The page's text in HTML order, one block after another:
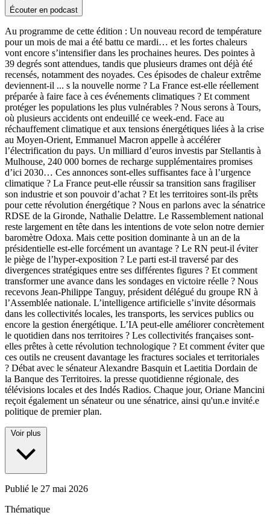
Écouter en podcast
Au programme de cette édition : Un nouveau record de température
pour un mois de mai a été battu ce mardi… et les fortes chaleurs
vont encore s’intensifier dans les prochaines heures. Des pointes à
39 degrés sont attendues, tandis que plusieurs drames ont déjà été
recensés, notamment des noyades. Ces épisodes de chaleur extrême
deviennent-il ... s la nouvelle norme ? La France est-elle réellement
préparée à faire face à ces événements climatiques ? Et comment
protéger les populations les plus vulnérables ? Nous serons à Tours,
où plusieurs accidents ont endeuillé ce week-end. Face au
réchauffement climatique et aux tensions énergétiques liées à la crise
au Moyen-Orient, Emmanuel Macron appelle à accélérer
l’électrification du pays. Un milliard d’euros investis par Stellantis à
Mulhouse, 240 000 bornes de recharge supplémentaires promises
d’ici 2030… Ces annonces sont-elles suffisantes face à l’urgence
climatique ? La France peut-elle réussir sa transition sans fragiliser
son industrie et son pouvoir d’achat ? Et les territoires sont-ils prêts
pour cette révolution énergétique ? Nous en parlons avec la sénatrice
RDSE de la Gironde, Nathalie Delattre. Le Rassemblement national
reste largement en tête dans les intentions de vote selon notre dernier
baromètre Odoxa. Mais cette position dominante à un an de la
présidentielle est-elle forcément un avantage ? Le RN peut-il éviter
le piège de l’hyper-exposition ? Le parti est-il traversé par des
divergences stratégiques entre ses différentes figures ? Et comment
transformer une avance dans les sondages en victoire réelle ? Nous
recevons Jean-Philippe Tanguy, président délégué du groupe RN à
l’Assemblée nationale. L’intelligence artificielle s’invite désormais
dans les collectivités locales, les transports, les services publics ou
encore la gestion énergétique. L’IA peut-elle améliorer concrètement
le quotidien dans nos territoires ? Les collectivités françaises sont-
elles prêtes à cette révolution technologique ? Et comment éviter que
ces outils ne creusent davantage les fractures sociales et territoriales
? Débat avec le sénateur Alexandre Basquin et Laetitia Dordain de
la Banque des Territoires. la presse quotidienne régionale, des
télévisions locales et des Indés Radios. Chaque jour, Oriane Mancini
reçoit également un sénateur ou une sénatrice, ainsi qu'un.e invité.e
politique de premier plan.
Voir plus
Publié le 27 mai 2026
Thématique